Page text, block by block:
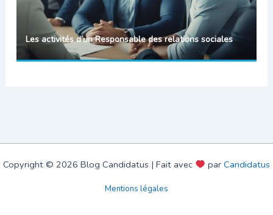
Les activités d’un Responsable des relations sociales
Copyright © 2026 Blog Candidatus | Fait avec par Candidatus
Mentions légales